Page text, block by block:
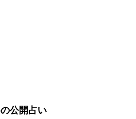
公開占い